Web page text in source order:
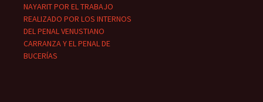
NAYARIT POR EL TRABAJO
REALIZADO POR LOS INTERNOS
DEL PENAL VENUSTIANO
CARRANZA Y EL PENAL DE
BUCERÍAS